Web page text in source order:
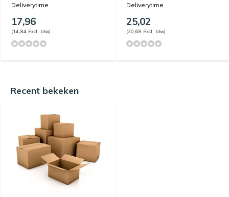
Deliverytime
17,96
(14,84 Excl. btw)
Deliverytime
25,02
(20,68 Excl. btw)
Recent bekeken